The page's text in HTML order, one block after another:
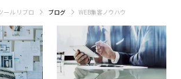
ール リブロ ブログ WEB集客ノウハウ